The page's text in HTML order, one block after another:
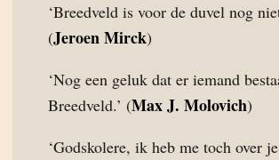
‘Breedveld is voor de duvel nog
(Jeroen Mirck)
‘Nog een geluk dat er iemand
Breedveld.’ (Max J. Molovich)
‘Godskolere, ik heb me toch over je